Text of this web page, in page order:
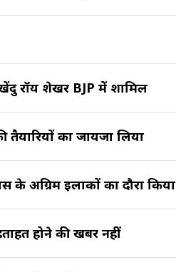
रॉय शेखर BJP में शामिल
का जायजा लिया
अग्रिम इलाकों का दौरा किया
होने की खबर नहीं